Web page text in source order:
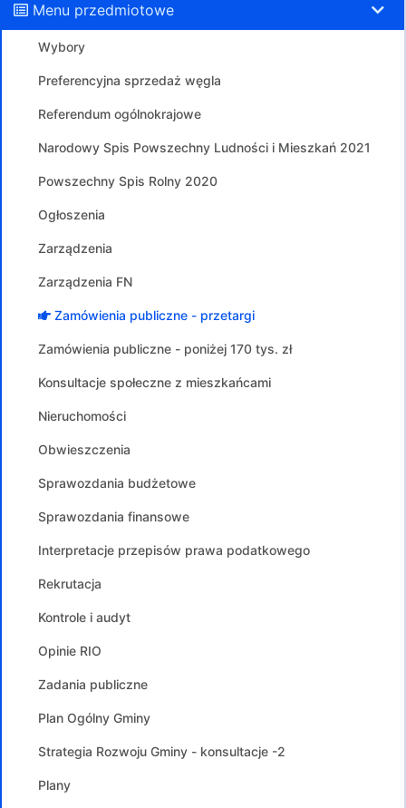
Menu przedmiotowe
Wybory
Preferencyjna sprzedaż węgla
Referendum ogólnokrajowe
Narodowy Spis Powszechny Ludności i Mieszkań 2021
Powszechny Spis Rolny 2020
Ogłoszenia
Zarządzenia
Zarządzenia FN
Zamówienia publiczne - przetargi
Zamówienia publiczne - poniżej 170 tys. zł
Konsultacje społeczne z mieszkańcami
Nieruchomości
Obwieszczenia
Sprawozdania budżetowe
Sprawozdania finansowe
Interpretacje przepisów prawa podatkowego
Rekrutacja
Kontrole i audyt
Opinie RIO
Zadania publiczne
Plan Ogólny Gminy
Strategia Rozwoju Gminy - konsultacje -2
Plany